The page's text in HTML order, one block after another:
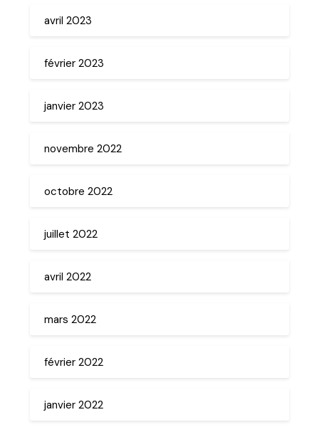
avril 2023
février 2023
janvier 2023
novembre 2022
octobre 2022
juillet 2022
avril 2022
mars 2022
février 2022
janvier 2022